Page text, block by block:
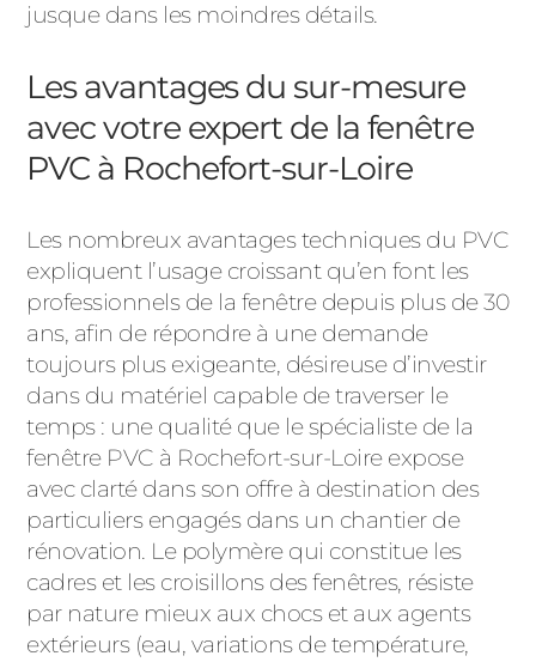
jusque dans les moindres détails.
Les avantages du sur-mesure
avec votre expert de la fenêtre
PVC à Rochefort-sur-Loire
Les nombreux avantages techniques du PVC
expliquent l’usage croissant qu’en font les
professionnels de la fenêtre depuis plus de 30
ans, afin de répondre à une demande
toujours plus exigeante, désireuse d’investir
dans du matériel capable de traverser le
temps : une qualité que le spécialiste de la
fenêtre PVC à Rochefort-sur-Loire expose
avec clarté dans son offre à destination des
particuliers engagés dans un chantier de
rénovation. Le polymère qui constitue les
cadres et les croisillons des fenêtres, résiste
par nature mieux aux chocs et aux agents
extérieurs (eau, variations de température,